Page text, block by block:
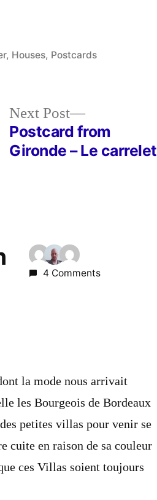
, Houses, Postcards
Next Post
Next
post:
Postcard from
Gironde – Le carrelet
4 Comments
la mode nous arrivait
les Bourgeois de Bordeaux
petites villas pour venir se
cuite en raison de sa couleur
ces Villas soient toujours